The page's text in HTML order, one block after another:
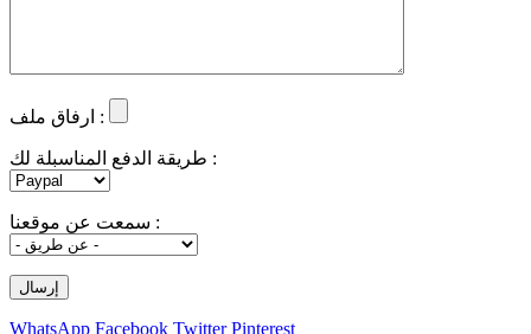
ارفاق ملف :
طريقة الدفع المناسبلة لك :
سمعت عن موقعنا :
WhatsApp Facebook TwitterPinterest